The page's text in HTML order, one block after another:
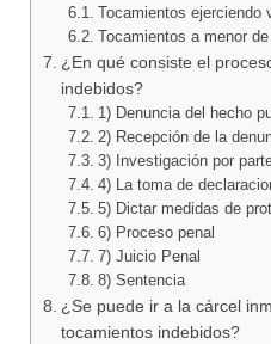
Tocamientos ejerciendo
Tocamientos a menor de
¿En qué consiste el
indebidos?
1) Denuncia del hecho
2) Recepción de la
3) Investigación por
4) La toma de
5) Dictar medidas de
6) Proceso penal
7) Juicio Penal
8) Sentencia
¿Se puede ir a la cárcel
tocamientos indebidos?